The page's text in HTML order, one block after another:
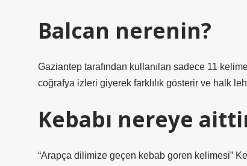
Balcan nerenin?
Gaziantep tarafından kullanılan sadece 11
coğrafya izleri giyerek farklılık gösterir ve halk
Kebabı nereye
“Arapça dilimize geçen kebab goren kelimesi”